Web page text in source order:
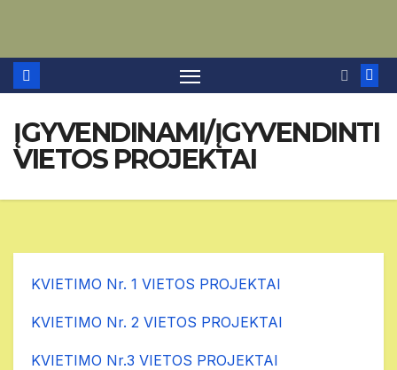
ĮGYVENDINAMI/ĮGYVENDINTI
VIETOS PROJEKTAI
KVIETIMO Nr. 1 VIETOS PROJEKTAI
KVIETIMO Nr. 2 VIETOS PROJEKTAI
KVIETIMO Nr.3 VIETOS PROJEKTAI